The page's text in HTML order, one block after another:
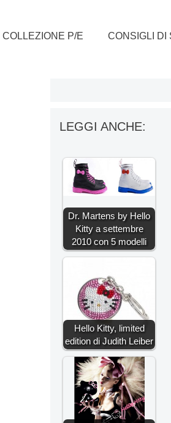
COLLEZIONE P/E CONSIGLI DI
LEGGI ANCHE:
Dr. Martens by Hello
Kitty a settembre
2010 con 5 modelli
Hello Kitty, limited
edition di Judith Leiber